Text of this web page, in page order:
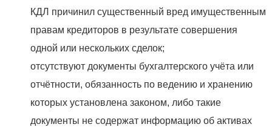
КДЛ причинил существенный вред имущественным
правам кредиторов в результате совершения
одной или нескольких сделок;
отсутствуют документы бухгалтерского учёта или
отчётности, обязанность по ведению и хранению
которых установлена законом, либо такие
документы не содержат информацию об активах